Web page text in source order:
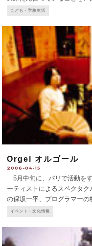
みんなに好かれている。授
こども・学校生活
Orgel オルゴール
2006-04-15
5月中旬に、パリで活動を
ーティストによるスペクタ
の保坂一平、プログラマー
Ko'sの3人が中心メンバーの
イベント・文化情報